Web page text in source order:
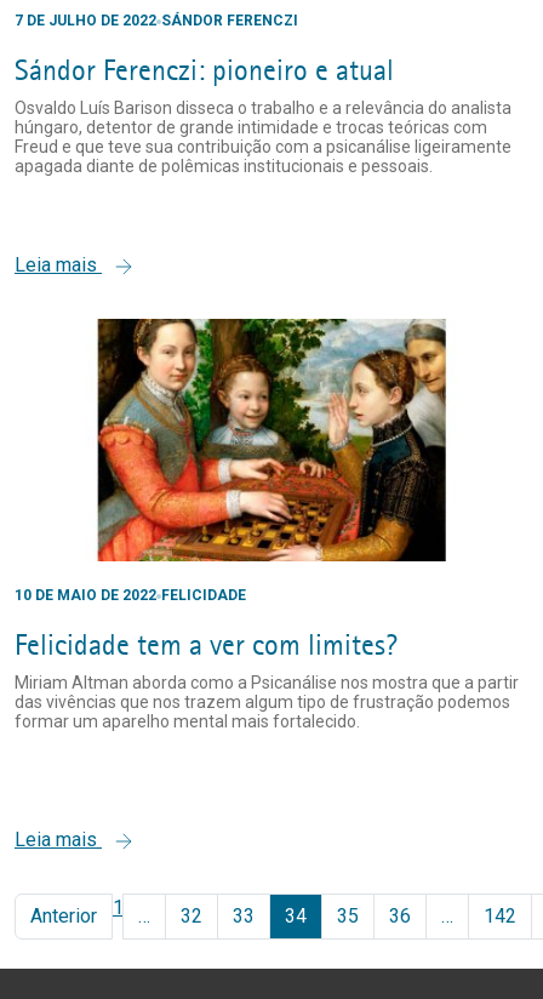
7 DE JULHO DE 2022 SÁNDOR FERENCZI
Sándor Ferenczi: pioneiro e atual
Osvaldo Luís Barison disseca o trabalho e a relevância do analista
húngaro, detentor de grande intimidade e trocas teóricas com
Freud e que teve sua contribuição com a psicanálise ligeiramente
apagada diante de polêmicas institucionais e pessoais.
Leia mais
10 DE MAIO DE 2022 FELICIDADE
Felicidade tem a ver com limites?
Miriam Altman aborda como a Psicanálise nos mostra que a partir
das vivências que nos trazem algum tipo de frustração podemos
formar um aparelho mental mais fortalecido.
Leia mais
Anterior 1 … 32 33 34 35 36 … 142